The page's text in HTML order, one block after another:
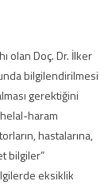
olan Doç. Dr. İlker
bilgilendirilmesi
gerektiğini
haram
hastalarına,
bilgiler”
eksiklik